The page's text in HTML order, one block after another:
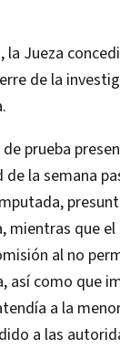
la Jueza
de la
prueba
la semana
mientras que
al no
así como que
a la
a las